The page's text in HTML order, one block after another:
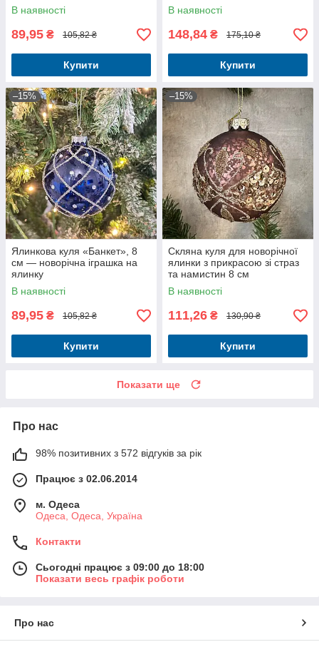
В наявності
89,95 ₴ 105,82 ₴
Купити
В наявності
148,84 ₴ 175,10 ₴
Купити
–15%
Ялинкова куля «Банкет», 8
см — новорічна іграшка на
ялинку
В наявності
89,95 ₴ 105,82 ₴
Купити
–15%
Скляна куля для новорічної
ялинки з прикрасою зі страз
та намистин 8 см
В наявності
111,26 ₴ 130,90 ₴
Купити
Показати ще
Про нас
98% позитивних з 572 відгуків за рік
Працює з 02.06.2014
м. Одеса
Одеса, Одеса, Україна
Контакти
Сьогодні працює з 09:00 до 18:00
Показати весь графік роботи
Про нас